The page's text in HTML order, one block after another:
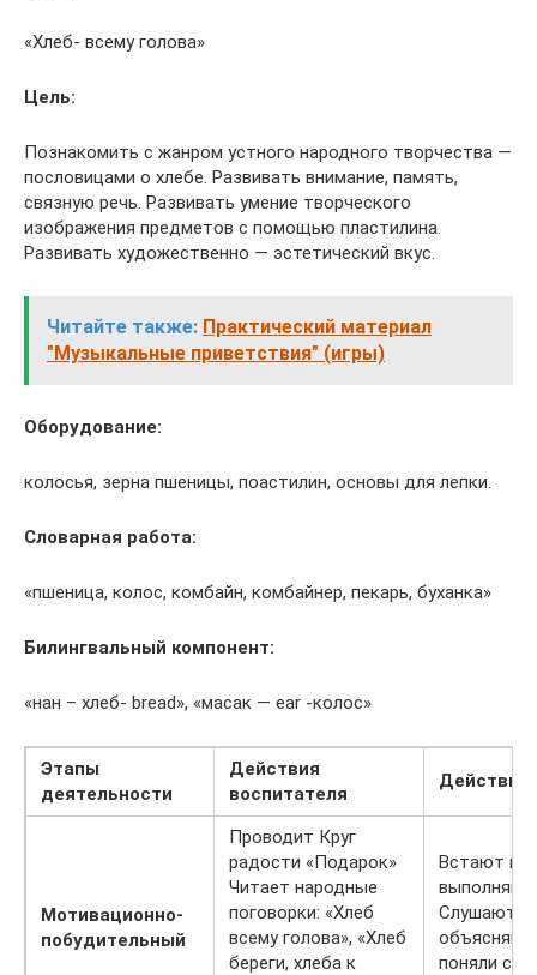
«Хлеб- всему голова»
Цель:
Познакомить с жанром устного народного творчества —
пословицами о хлебе. Развивать внимание, память,
связную речь. Развивать умение творческого
изображения предметов с помощью пластилина.
Развивать художественно — эстетический вкус.
Читайте также: Практический материал
"Музыкальные приветствия" (игры)
Оборудование:
колосья, зерна пшеницы, поастилин, основы для лепки.
Словарная работа:
«пшеница, колос, комбайн, комбайнер, пекарь, буханка»
Билингвальный компонент:
«нан – хлеб- bread», «масак — ear -колос»
Этапы
деятельности
Действия
воспитателя
Действия
Мотивационно-
побудительный
Проводит Круг
радости «Подарок»
Читает народные
поговорки: «Хлеб
всему голова», «Хлеб
береги, хлеба к
Встают в
выполняют
Слушают
поняли